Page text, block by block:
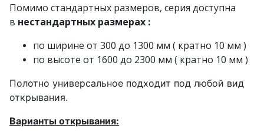
Помимо стандартных размеров, серия доступна
в нестандартных размерах :
по ширине от 300 до 1300 мм ( кратно 10 мм )
по высоте от 1600 до 2300 мм ( кратно 10 мм )
Полотно универсальное подходит под любой вид
открывания.
Варианты открывания: